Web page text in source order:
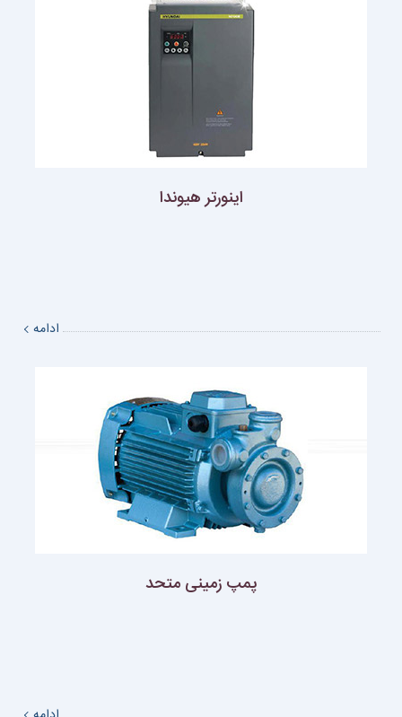
اينورتر هيوندا
ادامه
پمپ زمينى متحد